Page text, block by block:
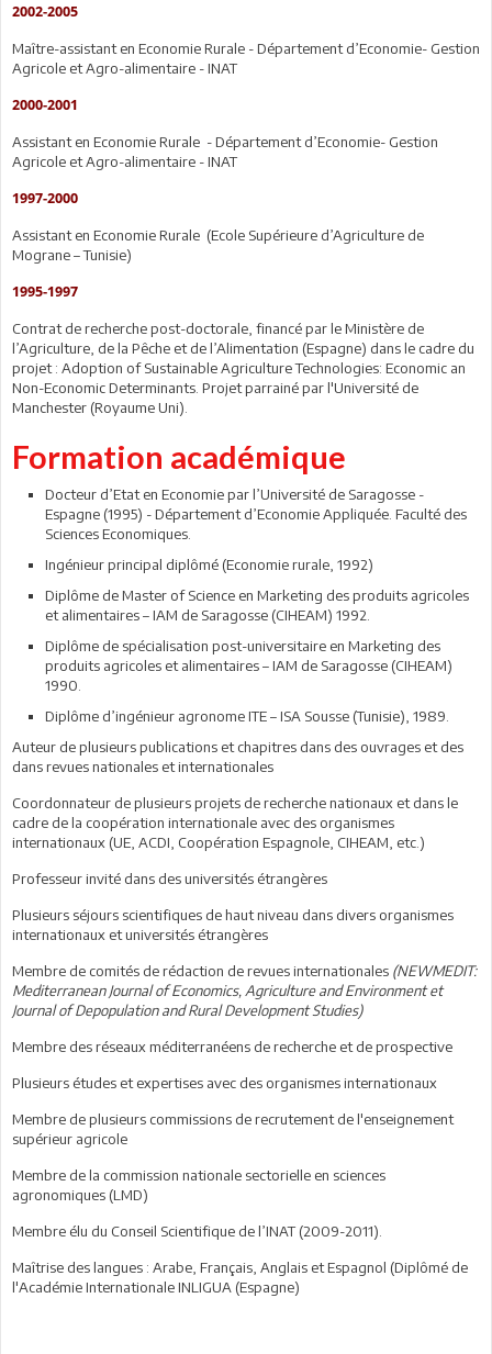
2002-2005
Maître-assistant en Economie Rurale - Département d’Economie- Gestion
Agricole et Agro-alimentaire - INAT
2000-2001
Assistant en Economie Rurale - Département d’Economie- Gestion
Agricole et Agro-alimentaire - INAT
1997-2000
Assistant en Economie Rurale (Ecole Supérieure d’Agriculture de
Mograne – Tunisie)
1995-1997
Contrat de recherche post-doctorale, financé par le Ministère de
l’Agriculture, de la Pêche et de l’Alimentation (Espagne) dans le cadre du
projet : Adoption of Sustainable Agriculture Technologies: Economic an
Non-Economic Determinants. Projet parrainé par l'Université de
Manchester (Royaume Uni).
Formation académique
Docteur d’Etat en Economie par l’Université de Saragosse -
Espagne (1995) - Département d’Economie Appliquée. Faculté des
Sciences Economiques.
Ingénieur principal diplômé (Economie rurale, 1992)
Diplôme de Master of Science en Marketing des produits agricoles
et alimentaires – IAM de Saragosse (CIHEAM) 1992.
Diplôme de spécialisation post-universitaire en Marketing des
produits agricoles et alimentaires – IAM de Saragosse (CIHEAM)
1990.
Diplôme d’ingénieur agronome ITE – ISA Sousse (Tunisie), 1989.
Auteur de plusieurs publications et chapitres dans des ouvrages et des
dans revues nationales et internationales
Coordonnateur de plusieurs projets de recherche nationaux et dans le
cadre de la coopération internationale avec des organismes
internationaux (UE, ACDI, Coopération Espagnole, CIHEAM, etc.)
Professeur invité dans des universités étrangères
Plusieurs séjours scientifiques de haut niveau dans divers organismes
internationaux et universités étrangères
Membre de comités de rédaction de revues internationales (NEWMEDIT:
Mediterranean Journal of Economics, Agriculture and Environment et
Journal of Depopulation and Rural Development Studies)
Membre des réseaux méditerranéens de recherche et de prospective
Plusieurs études et expertises avec des organismes internationaux
Membre de plusieurs commissions de recrutement de l'enseignement
supérieur agricole
Membre de la commission nationale sectorielle en sciences
agronomiques (LMD)
Membre élu du Conseil Scientifique de l’INAT (2009-2011).
Maîtrise des langues : Arabe, Français, Anglais et Espagnol (Diplômé de
l'Académie Internationale INLIGUA (Espagne)